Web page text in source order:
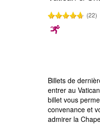
(22)
Billets de
entrer au
billet vous
convenance et
admirer la